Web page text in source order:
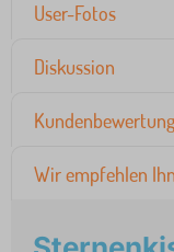
User-Fotos
Diskussion
Wir empfehlen